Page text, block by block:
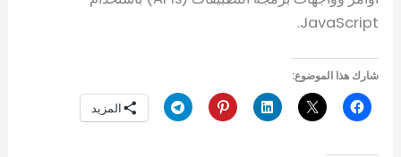
JavaScript.
شارك هذا الموضوع:
المزيد